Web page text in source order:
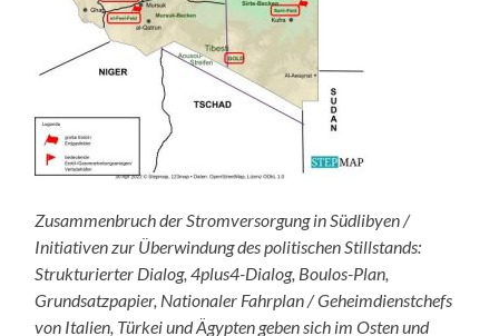
Zusammenbruch der Stromversorgung in Südlibyen /
Initiativen zur Überwindung des politischen Stillstands:
Strukturierter Dialog, 4plus4-Dialog, Boulos-Plan,
Grundsatzpapier, Nationaler Fahrplan / Geheimdienstchefs
von Italien, Türkei und Ägypten geben sich im Osten und